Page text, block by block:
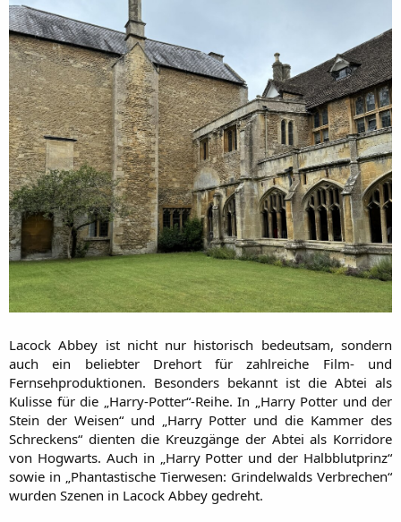
Lacock Abbey ist nicht nur historisch bedeutsam, sondern
auch ein beliebter Drehort für zahlreiche Film- und
Fernsehproduktionen. Besonders bekannt ist die Abtei als
Kulisse für die „Harry-Potter“-Reihe. In „Harry Potter und der
Stein der Weisen“ und „Harry Potter und die Kammer des
Schreckens“ dienten die Kreuzgänge der Abtei als Korridore
von Hogwarts. Auch in „Harry Potter und der Halbblutprinz“
sowie in „Phantastische Tierwesen: Grindelwalds Verbrechen“
wurden Szenen in Lacock Abbey gedreht.